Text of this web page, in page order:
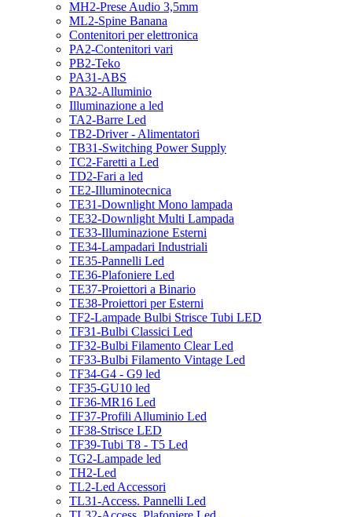
MH2-Prese Audio 3,5mm
ML2-Spine Banana
Contenitori per elettronica
PA2-Contenitori vari
PB2-Teko
PA31-ABS
PA32-Alluminio
Illuminazione a led
TA2-Barre Led
TB2-Driver - Alimentatori
TB31-Switching Power Supply
TC2-Faretti a Led
TD2-Fari a led
TE2-Illuminotecnica
TE31-Downlight Mono lampada
TE32-Downlight Multi Lampada
TE33-Illuminazione Esterni
TE34-Lampadari Industriali
TE35-Pannelli Led
TE36-Plafoniere Led
TE37-Proiettori a Binario
TE38-Proiettori per Esterni
TF2-Lampade Bulbi Strisce Tubi LED
TF31-Bulbi Classici Led
TF32-Bulbi Filamento Clear Led
TF33-Bulbi Filamento Vintage Led
TF34-G4 - G9 led
TF35-GU10 led
TF36-MR16 Led
TF37-Profili Alluminio Led
TF38-Strisce LED
TF39-Tubi T8 - T5 Led
TG2-Lampade led
TH2-Led
TL2-Led Accessori
TL31-Access. Pannelli Led